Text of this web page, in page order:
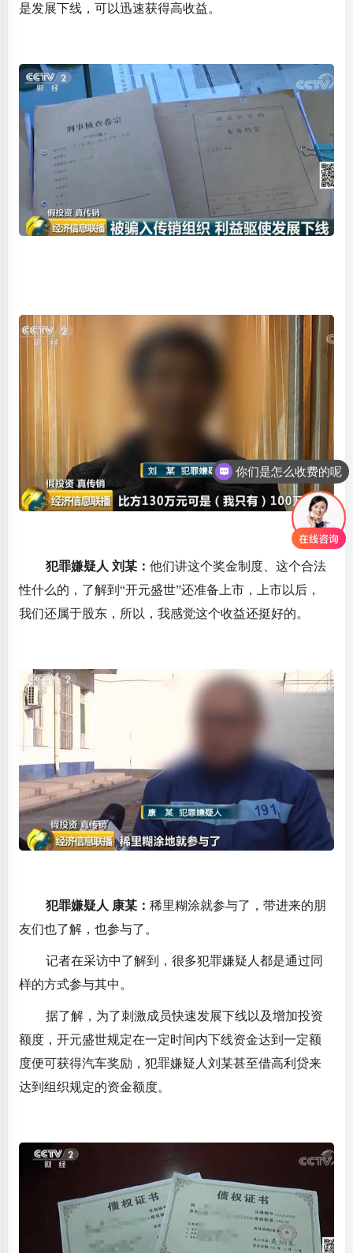
是发展下线，可以迅速获得高收益。
犯罪嫌疑人 刘某：他们讲这个奖金制度、这个合法
性什么的，了解到“开元盛世”还准备上市，上市以后，
我们还属于股东，所以，我感觉这个收益还挺好的。
犯罪嫌疑人 康某：稀里糊涂就参与了，带进来的朋
友们也了解，也参与了。
记者在采访中了解到，很多犯罪嫌疑人都是通过同
样的方式参与其中。
据了解，为了刺激成员快速发展下线以及增加投资
额度，开元盛世规定在一定时间内下线资金达到一定额
度便可获得汽车奖励，犯罪嫌疑人刘某甚至借高利贷来
达到组织规定的资金额度。
你们是怎么收费的呢